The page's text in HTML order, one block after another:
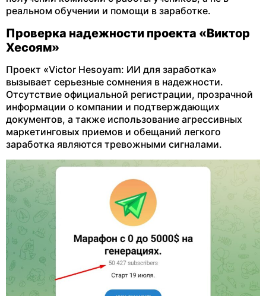
реальном обучении и помощи в заработке.
Проверка надежности проекта «Виктор
Хесоям»
Проект «Victor Hesoyam: ИИ для заработка»
вызывает серьезные сомнения в надежности.
Отсутствие официальной регистрации, прозрачной
информации о компании и подтверждающих
документов, а также использование агрессивных
маркетинговых приемов и обещаний легкого
заработка являются тревожными сигналами.